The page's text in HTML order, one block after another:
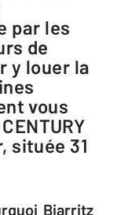
par les
de
y louer la
vous
située 31
Biarritz